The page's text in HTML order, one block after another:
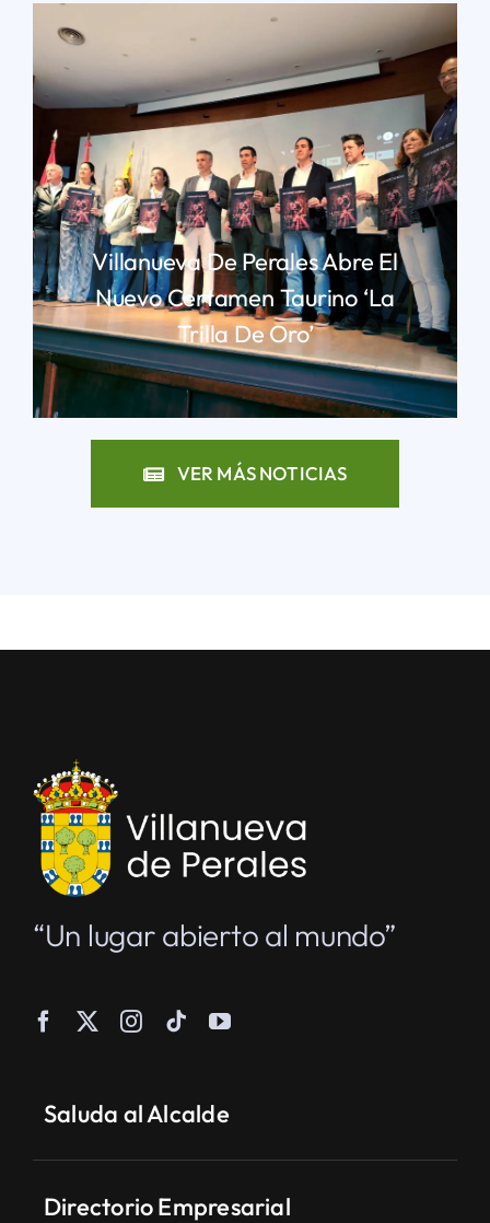
Villanueva De Perales Abre El
Nuevo Certamen Taurino ‘La
Trilla De Oro’
LEER MÁS
VER MÁS NOTICIAS
“Un lugar abierto al mundo”
Saluda al Alcalde
Directorio Empresarial